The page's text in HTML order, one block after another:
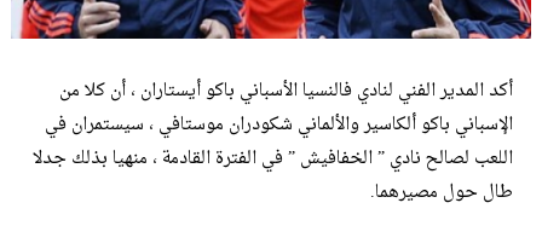
أكد المدير الفني لنادي فالنسيا الأسباني باكو أيستاران ، أن كلا من
الإسباني باكو ألكاسير والألماني شكودران موستافي ، سيستمران في
اللعب لصالح نادي ” الخفافيش ” في الفترة القادمة ، منهيا بذلك جدلا
طال حول مصيرهما.